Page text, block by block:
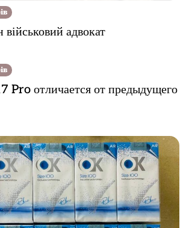
адвокат
Pro отличается от предыдущего